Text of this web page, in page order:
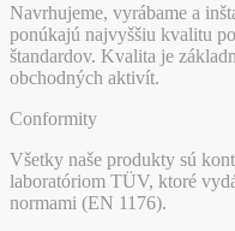
Navrhujeme, vyrábame a
ponúkajú najvyššiu kvalitu
štandardov. Kvalita je
obchodných aktivít.
Conformity
Všetky naše produkty sú
laboratóriom TÜV, ktoré
normami (EN 1176).